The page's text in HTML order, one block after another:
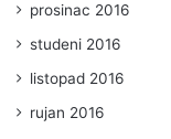
prosinac 2016
studeni 2016
listopad 2016
rujan 2016